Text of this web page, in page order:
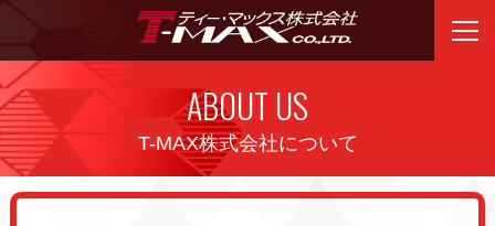
ABOUT US
T-MAX株式会社について